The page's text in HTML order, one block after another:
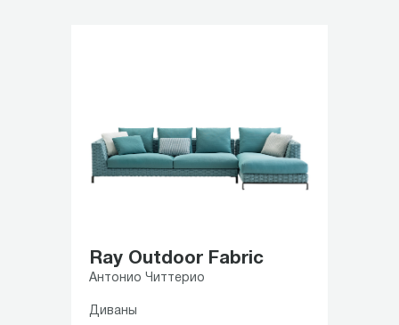
Ray Outdoor Fabric
Антонио Читтерио
Диваны